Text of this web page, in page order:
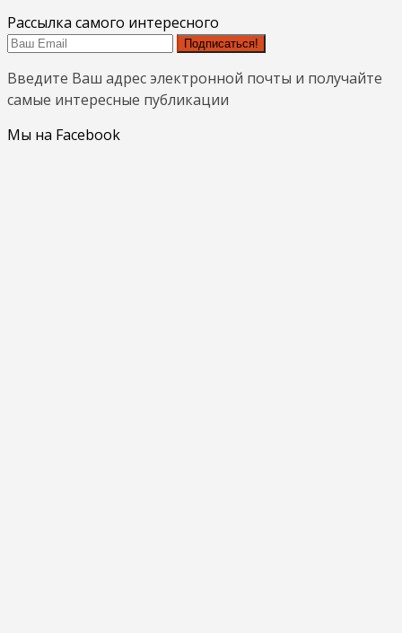
Рассылка самого интересного
Подписаться!
Введите Ваш адрес электронной почты и получайте
самые интересные публикации
Мы на Facebook